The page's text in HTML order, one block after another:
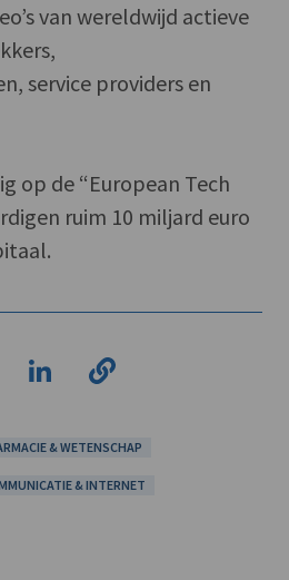
van wereldwijd actieve
service providers en
op de “European Tech
ruim 10 miljard euro
& WETENSCHAP
& INTERNET